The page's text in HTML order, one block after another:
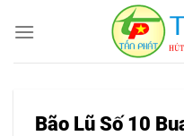
qua
Bão Lũ Số 10